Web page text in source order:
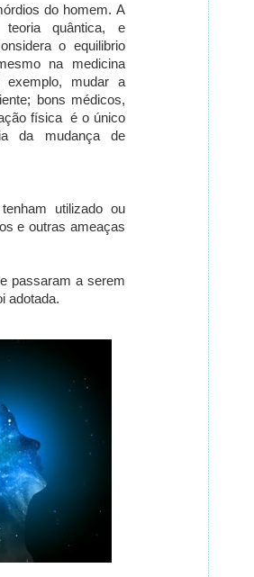
do homem.A
quântica, e
o equilibrio
na medicina
exemplo, mudar a
bons médicos,
física é o único
da mudança de
utilizado ou
e outras ameaças
passaram a serem
adotada.